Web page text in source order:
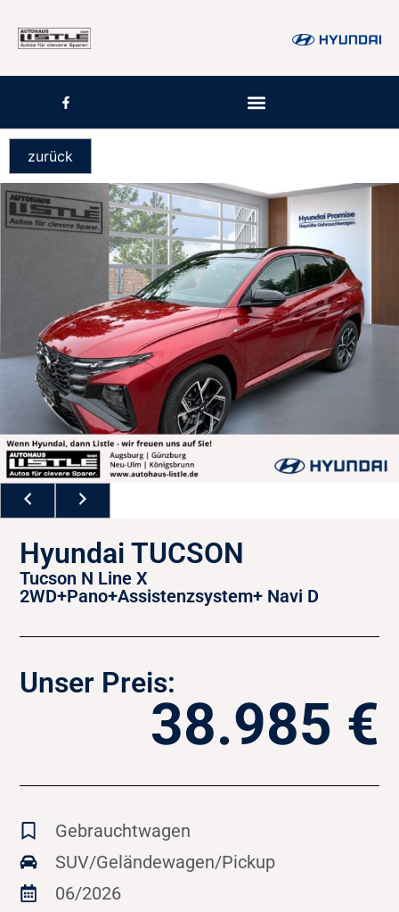
zurück
Hyundai TUCSON
Tucson N Line X
2WD+Pano+Assistenzsystem+ Navi D
Unser Preis:
38.985 €
Gebrauchtwagen
SUV/Geländewagen/Pickup
06/2026